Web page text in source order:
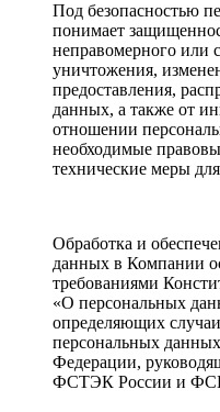
Под безопасностью
понимает
неправомерного или
уничтожения,
предоставления,
данных, а также от
отношении
необходимые
технические меры
Обработка и
данных в Компании
требованиями
«О персональных
определяющих
персональных
Федерации,
ФСТЭК России и